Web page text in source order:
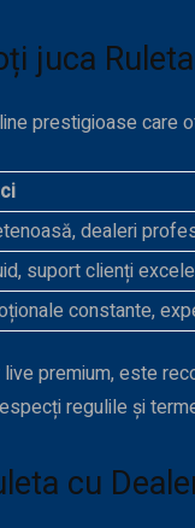
juca
prestigioase care
dealeri
suport clienți
constante,
premium, este
regulile și
cu